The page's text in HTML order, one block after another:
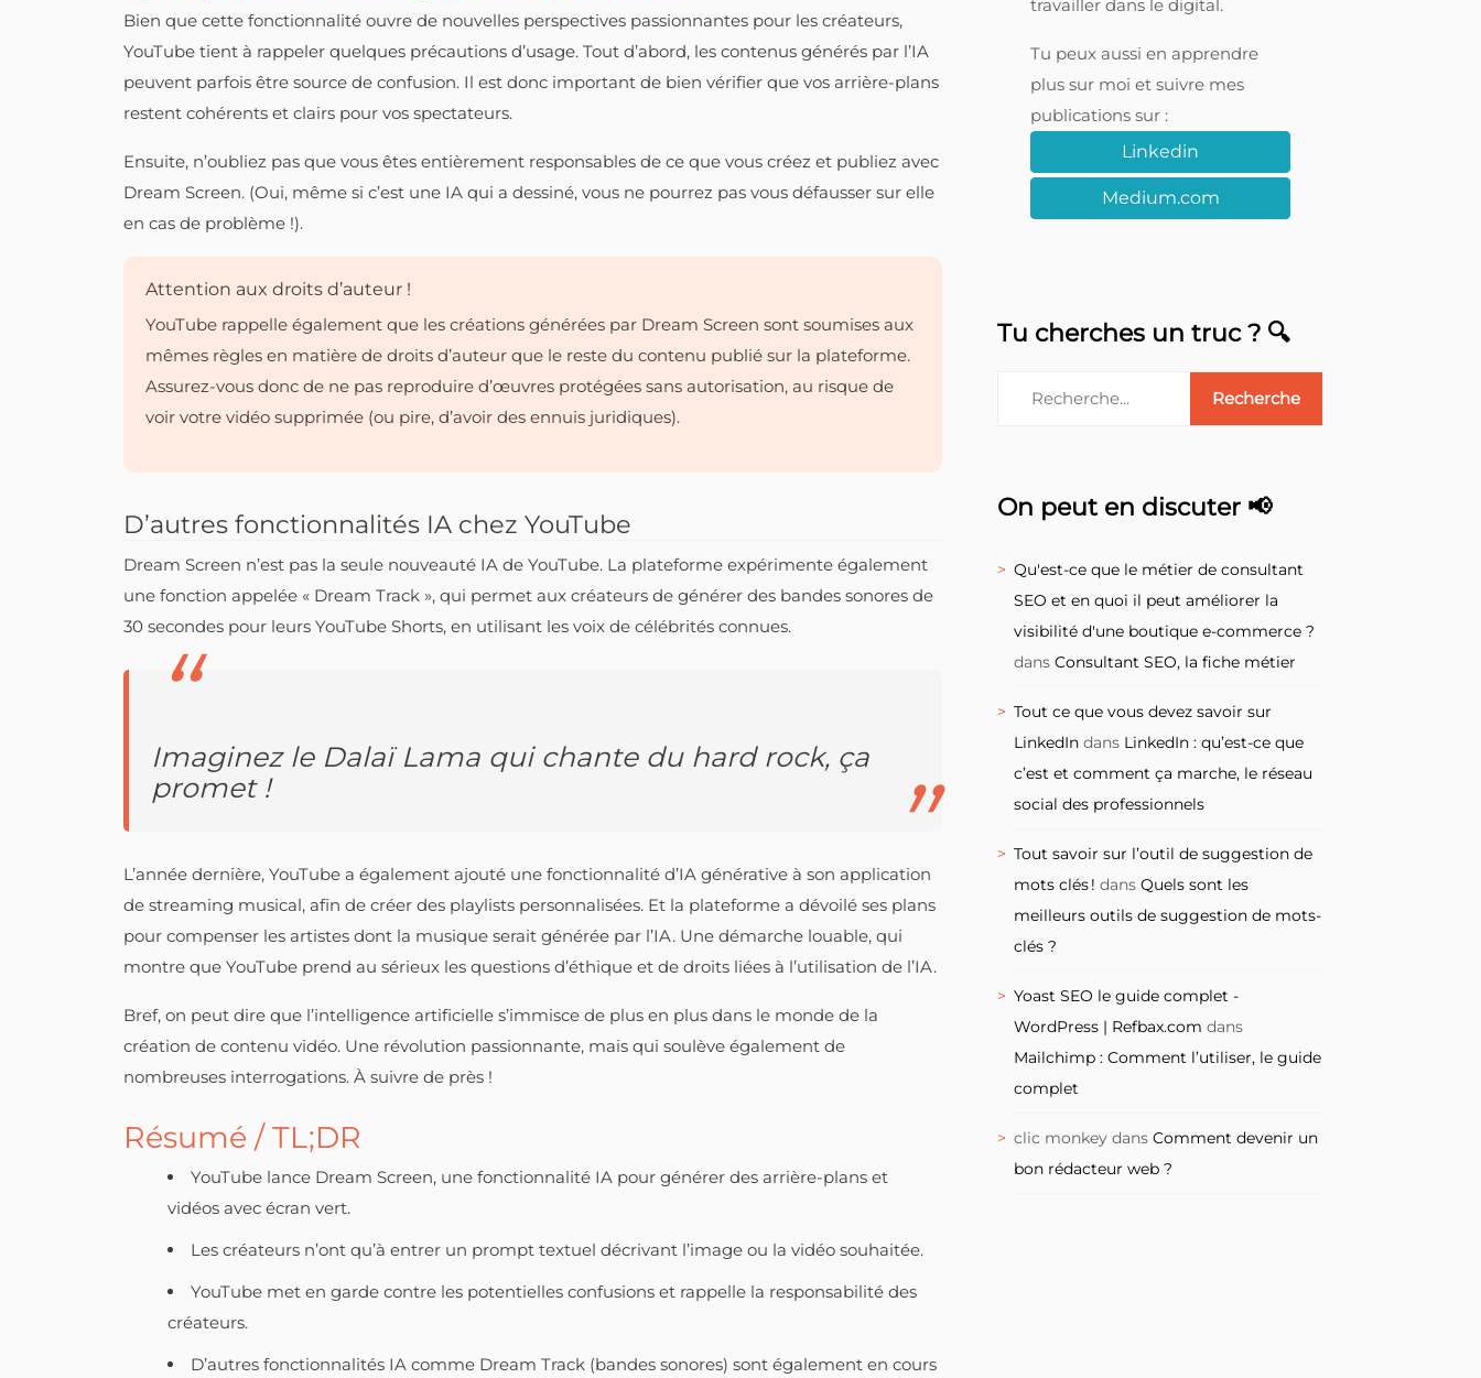
Bien que cette fonctionnalité ouvre de nouvelles perspectives passionnantes pour les créateurs,
YouTube tient à rappeler quelques précautions d’usage. Tout d’abord, les contenus générés par l’IA
peuvent parfois être source de confusion. Il est donc important de bien vérifier que vos arrière-plans
restent cohérents et clairs pour vos spectateurs.
Ensuite, n’oubliez pas que vous êtes entièrement responsables de ce que vous créez et publiez avec
Dream Screen. (Oui, même si c’est une IA qui a dessiné, vous ne pourrez pas vous défausser sur elle
en cas de problème !).
Attention aux droits d’auteur !
YouTube rappelle également que les créations générées par Dream Screen sont soumises aux
mêmes règles en matière de droits d’auteur que le reste du contenu publié sur la plateforme.
Assurez-vous donc de ne pas reproduire d’œuvres protégées sans autorisation, au risque de
voir votre vidéo supprimée (ou pire, d’avoir des ennuis juridiques).
D’autres fonctionnalités IA chez YouTube
Dream Screen n’est pas la seule nouveauté IA de YouTube. La plateforme expérimente également
une fonction appelée « Dream Track », qui permet aux créateurs de générer des bandes sonores de
30 secondes pour leurs YouTube Shorts, en utilisant les voix de célébrités connues.
Imaginez le Dalaï Lama qui chante du hard rock, ça
promet !
L’année dernière, YouTube a également ajouté une fonctionnalité d’IA générative à son application
de streaming musical, afin de créer des playlists personnalisées. Et la plateforme a dévoilé ses plans
pour compenser les artistes dont la musique serait générée par l’IA. Une démarche louable, qui
montre que YouTube prend au sérieux les questions d’éthique et de droits liées à l’utilisation de l’IA.
Bref, on peut dire que l’intelligence artificielle s’immisce de plus en plus dans le monde de la
création de contenu vidéo. Une révolution passionnante, mais qui soulève également de
nombreuses interrogations. À suivre de près !
Résumé / TL;DR
YouTube lance Dream Screen, une fonctionnalité IA pour générer des arrière-plans et
vidéos avec écran vert.
Les créateurs n’ont qu’à entrer un prompt textuel décrivant l’image ou la vidéo souhaitée.
YouTube met en garde contre les potentielles confusions et rappelle la responsabilité des
créateurs.
D’autres fonctionnalités IA comme Dream Track (bandes sonores) sont également en cours
travailler dans le digital.
Tu peux aussi en apprendre
plus sur moi et suivre mes
publications sur :
Linkedin
Medium.com
Tu cherches un truc ? 🔍
On peut en discuter 📢
Qu'est-ce que le métier de consultant
SEO et en quoi il peut améliorer la
visibilité d'une boutique e-commerce ?
dansConsultant SEO, la fiche métier
Tout ce que vous devez savoir sur
LinkedIn dans LinkedIn : qu’est-ce que
c’est et comment ça marche, le réseau
social des professionnels
Tout savoir sur l’outil de suggestion de
mots clés ! dansQuels sont les
meilleurs outils de suggestion de mots-
clés ?
Yoast SEO le guide complet -
WordPress | Refbax.com dans
Mailchimp : Comment l’utiliser, le guide
complet
clic monkey dansComment devenir un
bon rédacteur web ?